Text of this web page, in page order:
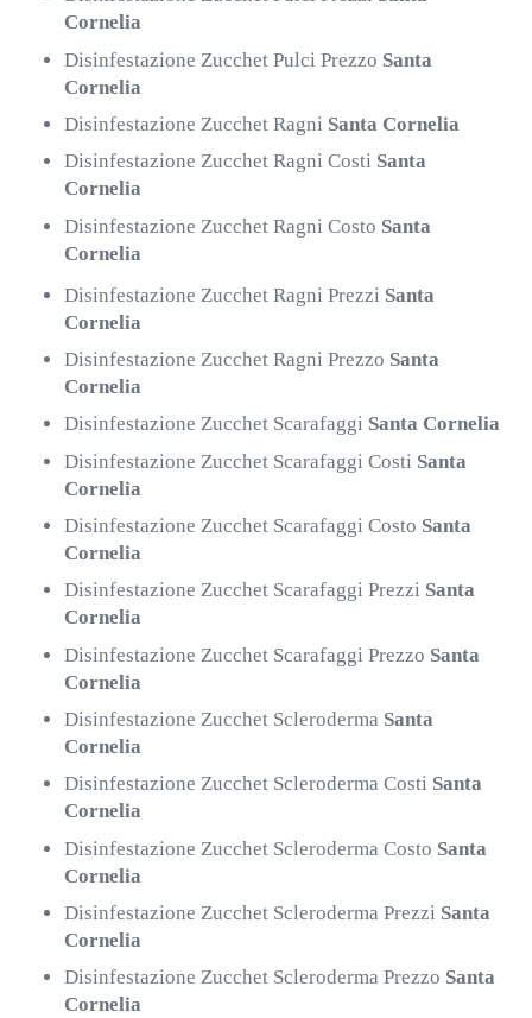
Cornelia
Disinfestazione Zucchet Pulci Prezzo Santa
Cornelia
Disinfestazione Zucchet Ragni Santa Cornelia
Disinfestazione Zucchet Ragni Costi Santa
Cornelia
Disinfestazione Zucchet Ragni Costo Santa
Cornelia
Disinfestazione Zucchet Ragni Prezzi Santa
Cornelia
Disinfestazione Zucchet Ragni Prezzo Santa
Cornelia
Disinfestazione Zucchet Scarafaggi Santa Cornelia
Disinfestazione Zucchet Scarafaggi Costi Santa
Cornelia
Disinfestazione Zucchet Scarafaggi Costo Santa
Cornelia
Disinfestazione Zucchet Scarafaggi Prezzi Santa
Cornelia
Disinfestazione Zucchet Scarafaggi Prezzo Santa
Cornelia
Disinfestazione Zucchet Scleroderma Santa
Cornelia
Disinfestazione Zucchet Scleroderma Costi Santa
Cornelia
Disinfestazione Zucchet Scleroderma Costo Santa
Cornelia
Disinfestazione Zucchet Scleroderma Prezzi Santa
Cornelia
Disinfestazione Zucchet Scleroderma Prezzo Santa
Cornelia